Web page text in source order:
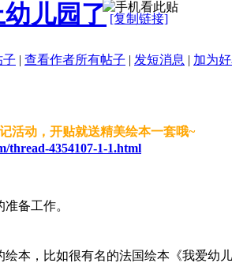
幼儿园了 [复制链接]
子 | 查看作者所有帖子 | 发短消息 | 加为
活动，开贴就送精美绘本一套哦~
thread-4354107-1-1.html
备工作。
本，比如很有名的法国绘本《我爱幼